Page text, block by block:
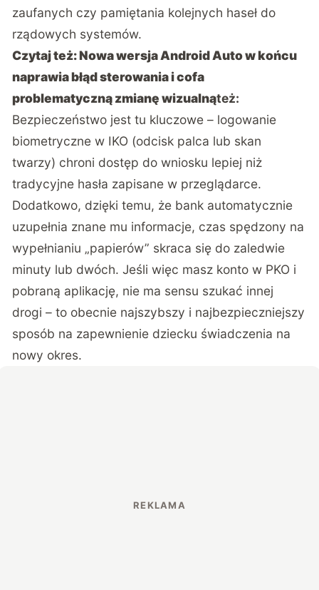
zaufanych czy pamiętania kolejnych haseł do
rządowych systemów.
Czytaj też:Nowa wersja Android Auto w końcu
naprawia błąd sterowania i cofa
problematyczną zmianę wizualnąteż:
Bezpieczeństwo jest tu kluczowe – logowanie
biometryczne w IKO (odcisk palca lub skan
twarzy) chroni dostęp do wniosku lepiej niż
tradycyjne hasła zapisane w przeglądarce.
Dodatkowo, dzięki temu, że bank automatycznie
uzupełnia znane mu informacje, czas spędzony na
wypełnianiu „papierów” skraca się do zaledwie
minuty lub dwóch. Jeśli więc masz konto w PKO i
pobraną aplikację, nie ma sensu szukać innej
drogi – to obecnie najszybszy i najbezpieczniejszy
sposób na zapewnienie dziecku świadczenia na
nowy okres.